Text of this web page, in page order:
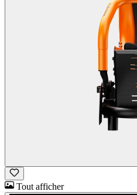
Tout afficher